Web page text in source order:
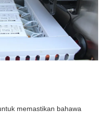
memastikan bahawa